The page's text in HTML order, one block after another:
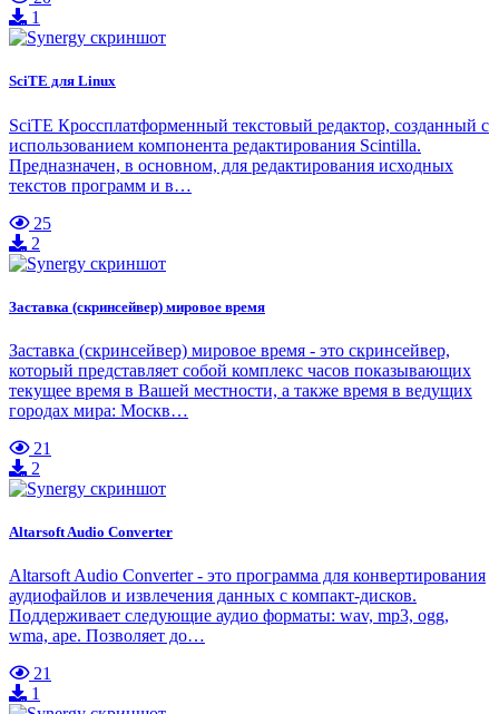
1
SciTE для Linux
SciTE Кроссплатформенный текстовый редактор, созданный с
использованием компонента редактирования Scintilla.
Предназначен, в основном, для редактирования исходных
текстов программ и в…
25
2
Заставка (скринсейвер) мировое время
Заставка (скринсейвер) мировое время - это скринсейвер,
который представляет собой комплекс часов показывающих
текущее время в Вашей местности, а также время в ведущих
городах мира: Москв…
21
2
Altarsoft Audio Converter
Altarsoft Audio Converter - это программа для конвертирования
аудиофайлов и извлечения данных с компакт-дисков.
Поддерживает следующие аудио форматы: wav, mp3, ogg,
wma, ape. Позволяет до…
21
1